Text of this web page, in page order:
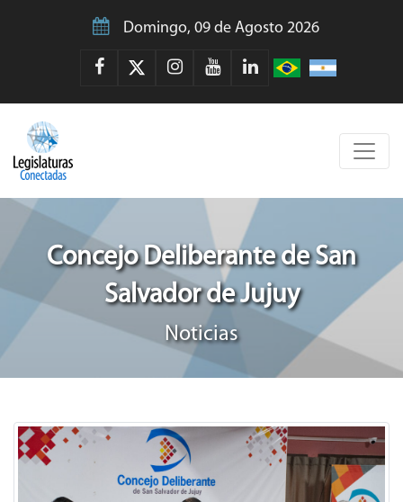
Domingo, 09 de Agosto 2026
Concejo Deliberante de San
Salvador de Jujuy
Noticias